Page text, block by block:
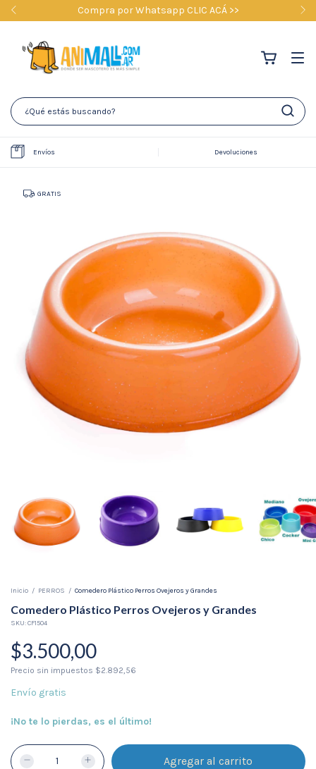
Compra por Whatsapp CLIC ACÁ >>
Envíos Devoluciones
GRATIS
Inicio / PERROS / Comedero Plástico Perros Ovejeros y Grandes
Comedero Plástico Perros Ovejeros y Grandes
SKU:CF1504
$3.500,00
Precio sin impuestos $2.892,56
Envío gratis
¡No te lo pierdas, es el último!